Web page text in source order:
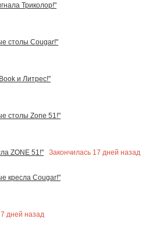
Триколор!"
столы Cougar!"
и Литрес!"
столы Zone 51!"
ZONE 51!"
Закончилась 17 дней назад
кресла Cougar!"
дней назад